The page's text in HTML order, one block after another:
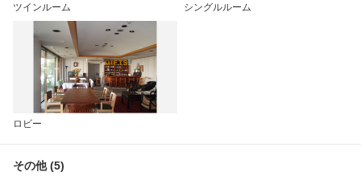
ツインルーム シングルルーム
ロビー
その他 (5)